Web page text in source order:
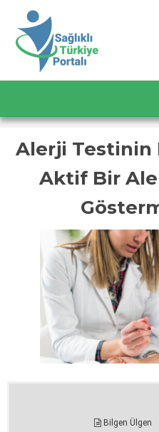
Alerji Testinin
Aktif Bir
Bilgen Ülgen